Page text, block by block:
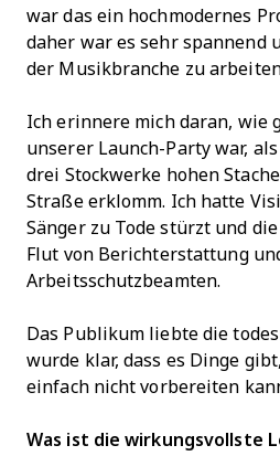
war das ein hochmodernes
daher war es sehr spannend
der Musikbranche zu
Ich erinnere mich daran, wie
unserer Launch-Party war,
drei Stockwerke hohen
Straße erklomm. Ich hatte
Sänger zu Tode stürzt und
Flut von Berichterstattung
Arbeitsschutzbeamten.
Das Publikum liebte die
wurde klar, dass es Dinge
einfach nicht vorbereiten
Was ist die wirkungsvollste